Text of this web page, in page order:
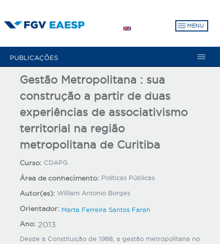
para
MENU
PUBLICAÇÕES
Gestão Metropolitana : sua
construção a partir de duas
experiências de associativismo
territorial na região
metropolitana de Curitiba
Curso: CDAPG
Área de conhecimento: Políticas Públicas
Autor(es): William Antonio Borges
Orientador: Marta Ferreira Santos Farah
Ano: 2013
Desde a Constituição de 1988, a gestão metropolitana no